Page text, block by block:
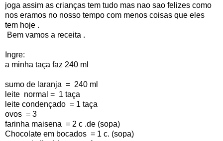
joga assim as crianças tem tudo mas nao sao felizes como
nos eramos no nosso tempo com menos coisas que eles
tem hoje .
Bem vamos a receita .
Ingre:
a minha taça faz 240 ml
sumo de laranja = 240 ml
leite normal = 1 taça
leite condençado = 1 taça
ovos = 3
farinha maisena = 2 c .de (sopa)
Chocolate em bocados = 1 c. (sopa)